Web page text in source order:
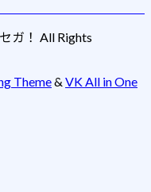
ガ！ All Rights
Theme& VK All in One